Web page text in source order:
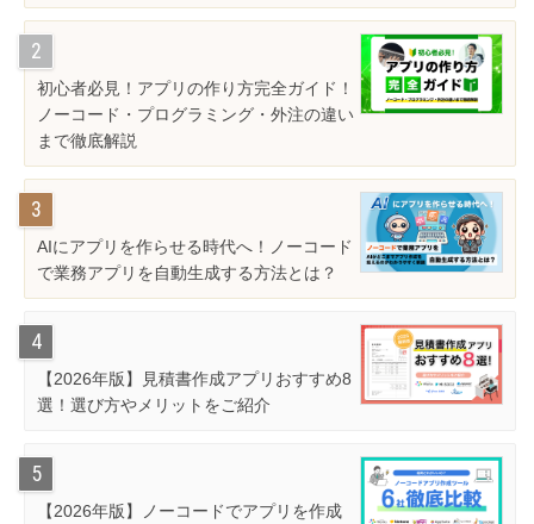
初心者必見！アプリの作り方完全ガイド！
ノーコード・プログラミング・外注の違い
まで徹底解説
AIにアプリを作らせる時代へ！ノーコード
で業務アプリを自動生成する方法とは？
【2026年版】見積書作成アプリおすすめ8
選！選び方やメリットをご紹介
【2026年版】ノーコードでアプリを作成